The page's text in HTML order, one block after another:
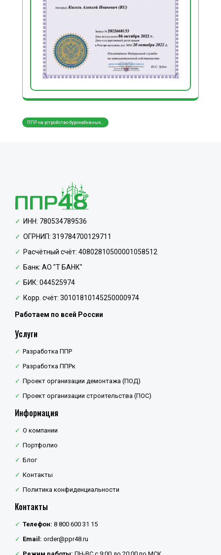
ППР на устройство буронабивных...
Создание схем складирования ма...
ИНН: 780534789536
ОГРНИП: 319784700129711
Расчётный счёт: 40802810500001058512
Банк: АО "Т БАНК"
БИК: 044525974
Корр. счёт: 30101810145250000974
Работаем по всей России
Услуги
Разработка ППР
Разработка ППРк
Проект организации демонтажа (ПОД)
Проект организации строительства (ПОС)
Информация
О компании
Портфолио
Блог
Контакты
Политика конфиденциальности
Контакты
Телефон: 8 800 600 31 15
Email: order@ppr48.ru